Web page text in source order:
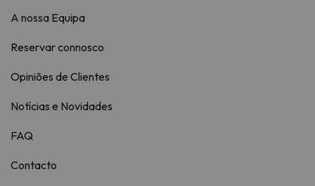
A nossa Equipa
Reservar connosco
Opiniões de Clientes
Notícias e Novidades
FAQ
Contacto